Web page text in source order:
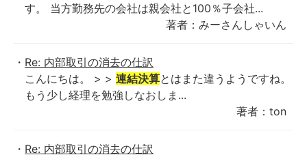
す。 当方勤務先の会社は親会社と100％子会社...
著者：みーさんしゃいん
Re: 内部取引の消去の仕訳
こんにちは。 > > 連結決算とはまた違うようですね。
もう少し経理を勉強しなおしま...
著者：ton
Re: 内部取引の消去の仕訳